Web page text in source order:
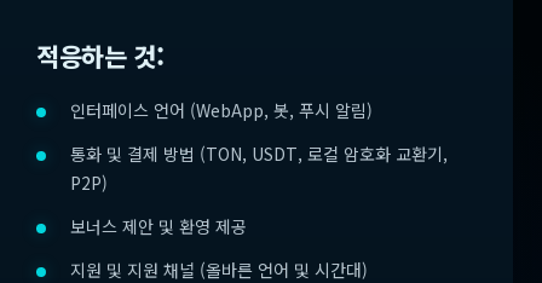
적응하는 것:
인터페이스 언어 (WebApp, 봇, 푸시 알림)
통화 및 결제 방법 (TON, USDT, 로컬 암호화 교환기,
P2P)
보너스 제안 및 환영 제공
지원 및 지원 채널 (올바른 언어 및 시간대)